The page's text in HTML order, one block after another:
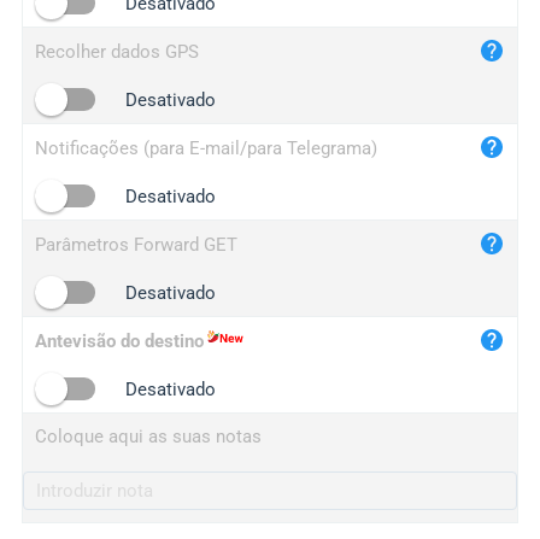
Recolher dados GPS
Desativado
Notificações (para E-mail/para Telegrama)
Desativado
Parâmetros Forward GET
Desativado
Antevisão do destino
Desativado
Coloque aqui as suas notas